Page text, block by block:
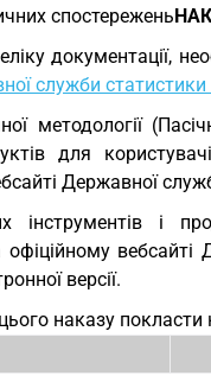
спостережень
документації,
служби
методології
для
Державної
інструментів і
версії.
наказу